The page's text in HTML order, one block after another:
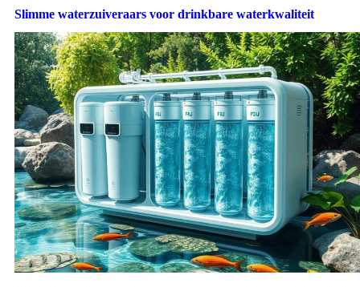
Slimme waterzuiveraars voor drinkbare waterkwaliteit